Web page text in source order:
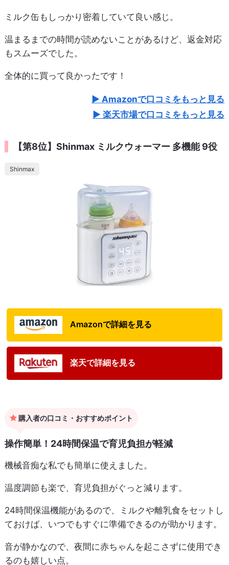
ミルク缶もしっかり密着していて良い感じ。
温まるまでの時間が読めないことがあるけど、返金対応
もスムーズでした。
全体的に買って良かったです！
Amazonで口コミをもっと見る
楽天市場で口コミをもっと見る
【第8位】Shinmax ミルクウォーマー 多機能 9役
Shinmax
Amazonで詳細を見る
楽天で詳細を見る
購入者の口コミ・おすすめポイント
操作簡単！24時間保温で育児負担が軽減
機械音痴な私でも簡単に使えました。
温度調節も楽で、育児負担がぐっと減ります。
24時間保温機能があるので、ミルクや離乳食をセットし
ておけば、いつでもすぐに準備できるのが助かります。
音が静かなので、夜間に赤ちゃんを起こさずに使用でき
るのも嬉しい点。